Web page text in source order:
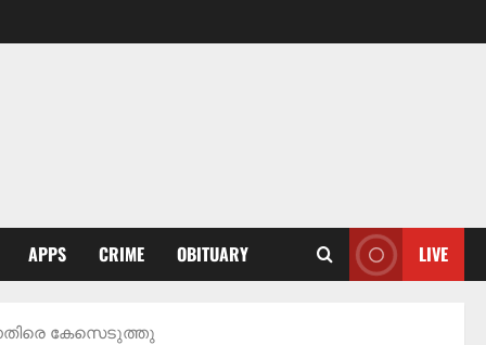
APPS CRIME OBITUARY LIVE
‍കേസെടുത്തു